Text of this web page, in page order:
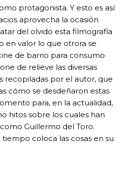
protagonista. Y esto es así
aprovecha la ocasión
del olvido esta filmografía
en valor lo que otrora se
de barrio para consumo
de relieve las diversas
recopiladas por el autor, que
cómo se desdeñaron estas
para, en la actualidad,
hitos sobre los cuales han
Guillermo del Toro.
coloca las cosas en su